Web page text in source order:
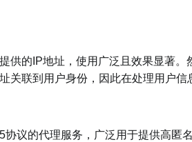
供的IP地址，使用广泛且效果显著
关联到用户身份，因此在处理用户信
协议的代理服务，广泛用于提供高匿